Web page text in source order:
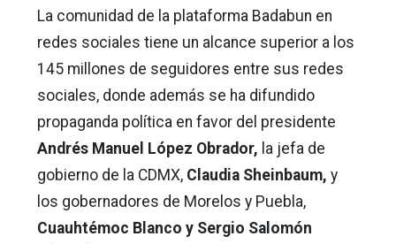
La comunidad de la plataforma Badabun en
redes sociales tiene un alcance superior a los
145 millones de seguidores entre sus redes
sociales, donde además se ha difundido
propaganda política en favor del presidente
Andrés Manuel López Obrador, la jefa de
gobierno de la CDMX, Claudia Sheinbaum, y
los gobernadores de Morelos y Puebla,
Cuauhtémoc Blanco y Sergio Salomón